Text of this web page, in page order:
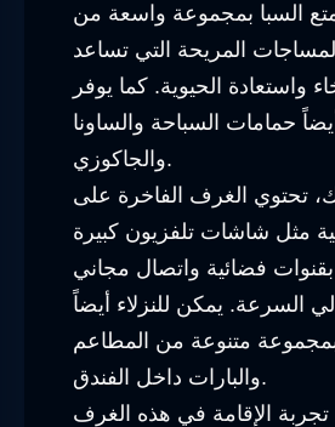
السبا بمجموعة واسعة من
المريحة التي تساعد
واستعادة الحيوية. كما يوفر
حمامات السباحة والساونا
والجاكوزي.
تحتوي الغرف الفاخرة على
مثل شاشات تلفزيون كبيرة
فضائية واتصال مجاني
السرعة. يمكن للنزلاء أيضاً
بمجموعة متنوعة من المطاعم
والبارات داخل الفندق.
تجربة الإقامة في هذه الغرف